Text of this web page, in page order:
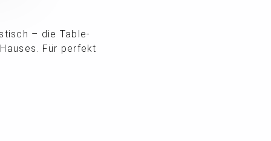
– die Table-
Für perfekt